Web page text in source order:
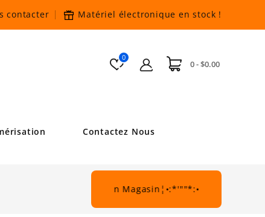
Matériel électronique en stock !
contacter
0 - $0.00
0
Contactez Nous
Beau Rabais En Magasin¦•:*'""*:•.